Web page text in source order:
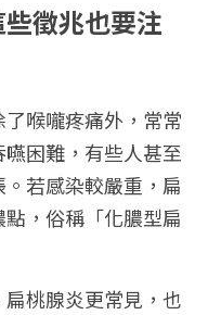
徵兆也要注
喉嚨疼痛外，常常
困難，有些人甚至
若感染較嚴重，扁
，俗稱「化膿型扁
桃腺炎更常見，也